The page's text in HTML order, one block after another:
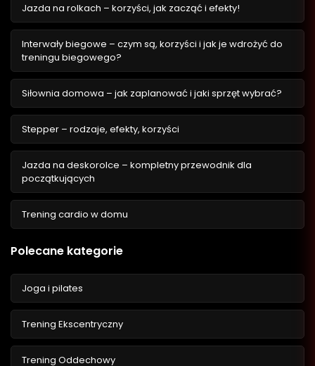
Jazda na rolkach – korzyści, jak zacząć i efekty!
Interwały biegowe – czym są, korzyści i jak je wdrożyć do
treningu biegowego?
Siłownia domowa – jak zaplanować i jaki sprzęt wybrać?
Stepper – rodzaje, efekty, korzyści
Jazda na deskorolce – kompletny przewodnik dla
początkujących
Trening cardio w domu
Polecane kategorie
Joga i pilates
Trening Ekscentryczny
Trening Oddechowy